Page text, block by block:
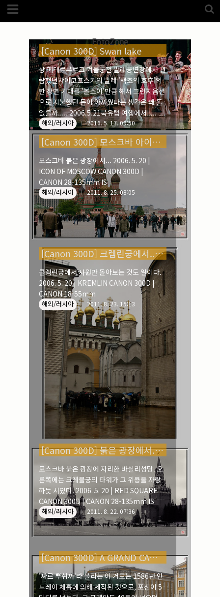
Category
(5989)
(1192)
노르웨이(33)
뉴질랜드(18)
(44)
덴마크(20)
러시아 (75)
(52)
미국_캐나다(105)
(305)
스웨덴 (8)
스페인(193)
(170)
(17)
(68)
포르투갈(32)
(14)
(38)
(3825)
(2217)
(201)
크로즈업(1140)
실내_정물(170)
성당_성지(89)
(606)
(267)
사진전시회(24)
(184)
(57)
(33)
블로그최적화(2)
FotoZone
[Canon 300D] Swan lake
상 페테르부르그 겨울궁전 발레공연장에서 관
람했던챠이코프스키의 발레 '백조의 호후'의
한 장면 기대를 '볼쇼이'만큼 해서 그런지옵션
으로 지불했던 돈이 아까웠다는 생각은 왜 들
었을까..... 2006.5.21북유럽 여행에서.....
해외/러시아 2016. 5. 17. 09:50
[Canon 300D] 모스크바 아이콘 바실리성당 _ 러시아
모스크바 붉은 광장에서... 2006. 5. 20 |
ICON OF MOSCOW CANON 300D |
CANON 28-135mm IS
해외/러시아 2011. 8. 25. 08:05
[Canon 300D] 크렘린궁에서... _ 러시아
클렘린궁에서 사원만 돌아보는 것도 일이다.
2006. 5. 20 | KREMLIN CANON 300D |
CANON 18-55mm
해외/러시아 2011. 8. 23. 15:13
[Canon 300D] 붉은 광장에서.... _ 러시아
모스크바 붉은 광장에 자리한 바실리성당. 오
른쪽에는 크레믈궁의 타워가 그 위용을 자랑
하듯 서있다. 2006. 5. 20 | RED SQUARE
CANON 300D | CANON 28-135mm IS
해외/러시아 2011. 8. 22. 07:36
[Canon 300D] A GRAND CANNON _ 러시아
'짜르 뿌쉬까'라 불리는 이 거포는 1586년 안
드레이 체홉에 의해 제작된 것으로, 포신이 5